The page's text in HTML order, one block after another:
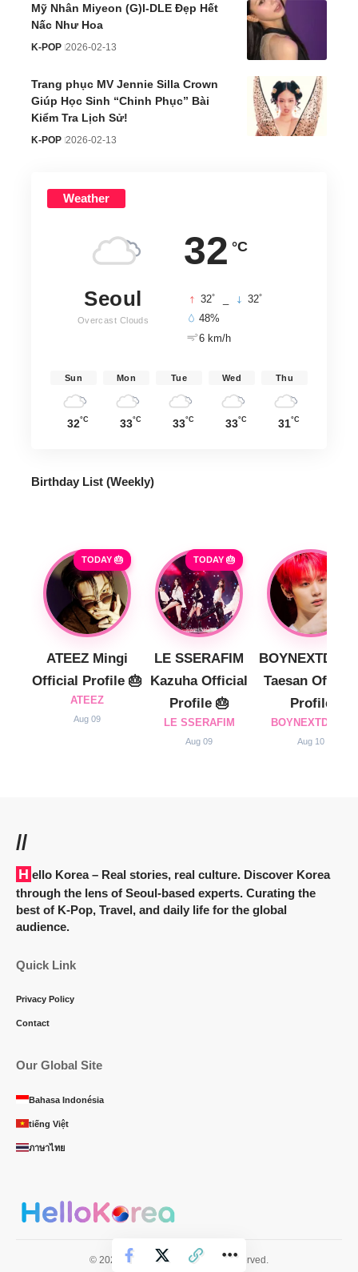
Mỹ Nhân Miyeon (G)I-DLE Đẹp Hết
Nấc Như Hoa
K-POP 2026-02-13
Trang phục MV Jennie Silla Crown
Giúp Học Sinh “Chinh Phục” Bài
Kiểm Tra Lịch Sử!
K-POP 2026-02-13
Weather
32 °C
Seoul
Overcast Clouds
32° 32°
48%
6 km/h
Sun
32°C
Mon
33°C
Tue
33°C
Wed
33°C
Thu
31°C
Birthday List (Weekly)
TODAY 🎂
ATEEZ Mingi
Official Profile 🎂
ATEEZ
Aug 09
TODAY 🎂
LE SSERAFIM
Kazuha Official
Profile 🎂
LE SSERAFIM
Aug 09
Taesan Official
Profile
BOYNEXTDOOR
Aug 10
//
Hello Korea– Real stories, real culture. Discover Korea
through the lens of Seoul-based experts. Curating the
best of K-Pop, Travel, and daily life for the global
audience.
Quick Link
Privacy Policy
Contact
Our Global Site
Bahasa Indonésia
tiếng Việt
ภาษาไทย
© 2025 Hello Korea. All Rights Reserved.